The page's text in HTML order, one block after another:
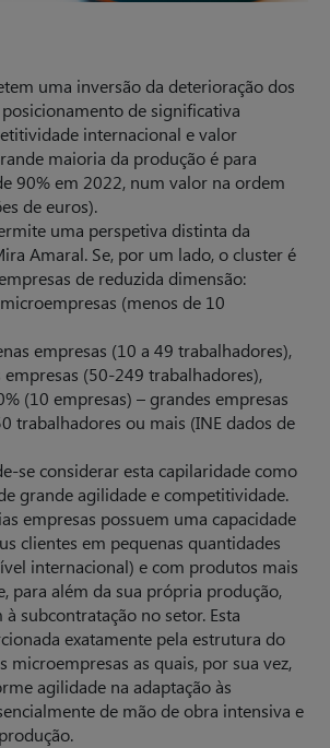
uma inversão da deterioração dos
de significativa
internacional e valor
maioria da produção é para
90% em 2022, num valor na ordem
de euros).
uma perspetiva distinta da
Amaral. Se, por um lado, o cluster é
de reduzida dimensão:
(menos de 10
empresas (10 a 49 trabalhadores),
empresas (50-249 trabalhadores),
(10 empresas) – grandes empresas
trabalhadores ou mais (INE dados de
se considerar esta capilaridade como
grande agilidade e competitividade.
empresas possuem uma capacidade
clientes em pequenas quantidades
internacional) e com produtos mais
para além da sua própria produção,
subcontratação no setor. Esta
exatamente pela estrutura do
microempresas as quais, por sua vez,
agilidade na adaptação às
de mão de obra intensiva e